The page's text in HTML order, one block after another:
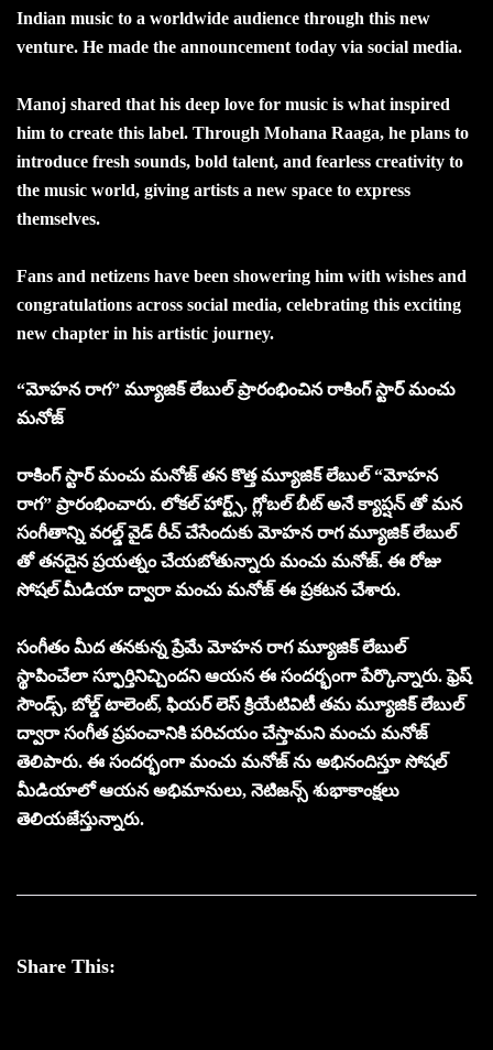
Indian music to a worldwide audience through this new
venture. He made the announcement today via social media.
Manoj shared that his deep love for music is what inspired
him to create this label. Through Mohana Raaga, he plans to
introduce fresh sounds, bold talent, and fearless creativity to
the music world, giving artists a new space to express
themselves.
Fans and netizens have been showering him with wishes and
congratulations across social media, celebrating this exciting
new chapter in his artistic journey.
“మోహన రాగ” మ్యూజిక్ లేబుల్ ప్రారంభించిన రాకింగ్ స్టార్ మంచు
మనోజ్
రాకింగ్ స్టార్ మంచు మనోజ్ తన కొత్త మ్యూజిక్ లేబుల్ “మోహన
రాగ” ప్రారంభించారు. లోకల్ హార్ట్స్, గ్లోబల్ బీట్ అనే క్యాప్షన్ తో మన
సంగీతాన్ని వరల్డ్ వైడ్ రీచ్ చేసేందుకు మోహన రాగ మ్యూజిక్ లేబుల్
తో తనదైన ప్రయత్నం చేయబోతున్నారు మంచు మనోజ్. ఈ రోజు
సోషల్ మీడియా ద్వారా మంచు మనోజ్ ఈ ప్రకటన చేశారు.
సంగీతం మీద తనకున్న ప్రేమే మోహన రాగ మ్యూజిక్ లేబుల్
స్థాపించేలా స్ఫూర్తినిచ్చిందని ఆయన ఈ సందర్భంగా పేర్కొన్నారు. ఫ్రెష్
సౌండ్స్, బోల్డ్ టాలెంట్, ఫియర్ లెస్ క్రియేటివిటీ తమ మ్యూజిక్ లేబుల్
ద్వారా సంగీత ప్రపంచానికి పరిచయం చేస్తామని మంచు మనోజ్
తెలిపారు. ఈ సందర్భంగా మంచు మనోజ్ ను అభినందిస్తూ సోషల్
మీడియాలో ఆయన అభిమానులు, నెటిజన్స్ శుభాకాంక్షలు
తెలియజేస్తున్నారు.
Share This: